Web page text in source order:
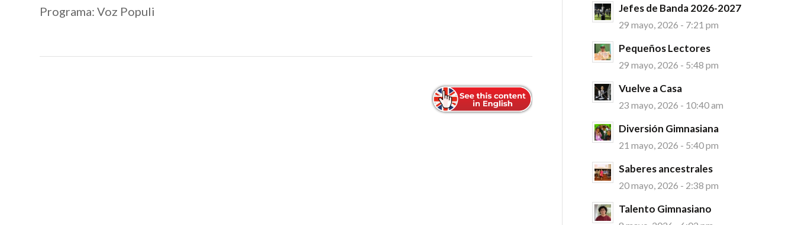
Programa: Voz Populi
Jefes de Banda 2026-2027
29 mayo, 2026 - 7:21 pm
Pequeños Lectores
29 mayo, 2026 - 5:48 pm
Vuelve a Casa
23 mayo, 2026 - 10:40 am
Diversión Gimnasiana
21 mayo, 2026 - 5:40 pm
Saberes ancestrales
20 mayo, 2026 - 2:38 pm
Talento Gimnasiano